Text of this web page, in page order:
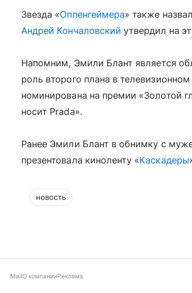
Звезда «Оппенгеймера» также
Андрей Кончаловский утвердил на
Напомним, Эмили Блант является
роль второго плана в
номинирована на премии «Золотой
носит Prada».
Ранее Эмили Блант в обнимку с
презентовала киноленту «Каскадеры
новость
MailО компанииРеклама